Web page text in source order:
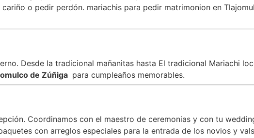
o pedir perdón. mariachis para pedir matrimonion en
Desde la tradicional mañanitas hasta El tradicional Mariachi
de Zúñiga para cumpleaños memorables.
Coordinamos con el maestro de ceremonias y con tu
con arreglos especiales para la entrada de los novios y